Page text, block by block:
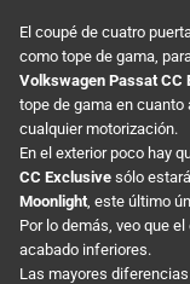
El coupé de cuatro
como tope de gama,
Volkswagen Passat CC
tope de gama en cuanto
cualquier motorización.
En el exterior poco hay
CC Exclusive sólo
Moonlight , este último
Por lo demás, veo que
acabado inferiores.
Las mayores